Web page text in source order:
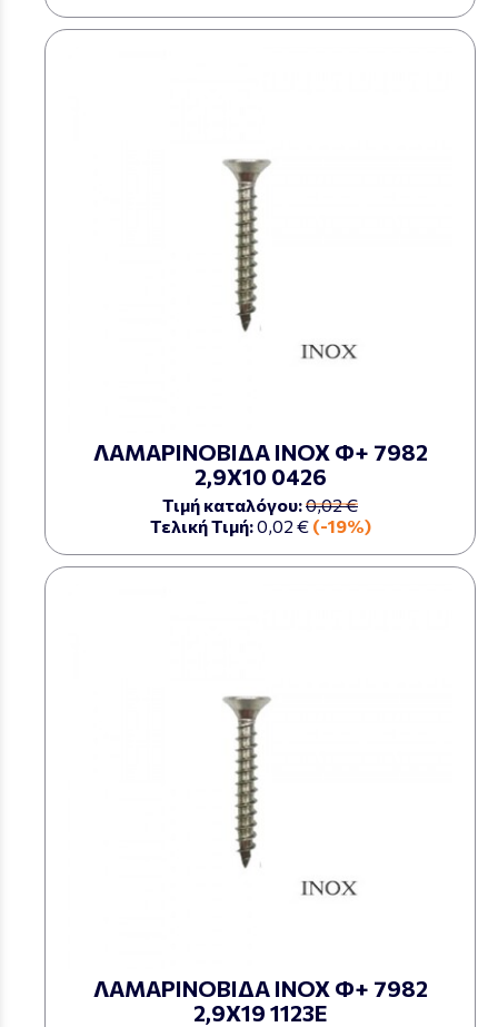
ΛΑΜΑΡΙΝΟΒΙΔΑ ΙΝΟΧ Φ+ 7982
2,9Χ10 0426
Τιμή καταλόγου:0,02 €
Τελική Τιμή:0,02 € (-19%)
ΛΑΜΑΡΙΝΟΒΙΔΑ ΙΝΟΧ Φ+ 7982
2,9Χ19 1123Ε